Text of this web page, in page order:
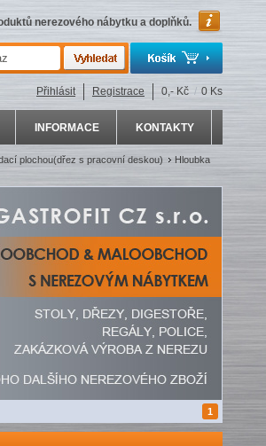
nerezového nábytku a doplňků.
Přihlásit Registrace 0,- Kč / 0 Ks
INFORMACE KONTAKTY
plochou(dřez s pracovní deskou) Hloubka
1